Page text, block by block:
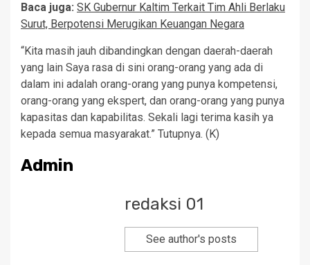
Baca juga: SK Gubernur Kaltim Terkait Tim Ahli Berlaku
Surut, Berpotensi Merugikan Keuangan Negara
“Kita masih jauh dibandingkan dengan daerah-daerah
yang lain Saya rasa di sini orang-orang yang ada di
dalam ini adalah orang-orang yang punya kompetensi,
orang-orang yang ekspert, dan orang-orang yang punya
kapasitas dan kapabilitas. Sekali lagi terima kasih ya
kepada semua masyarakat.” Tutupnya. (K)
Admin
redaksi 01
See author's posts